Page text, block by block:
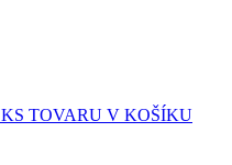
KS TOVARU V KOŠÍKU